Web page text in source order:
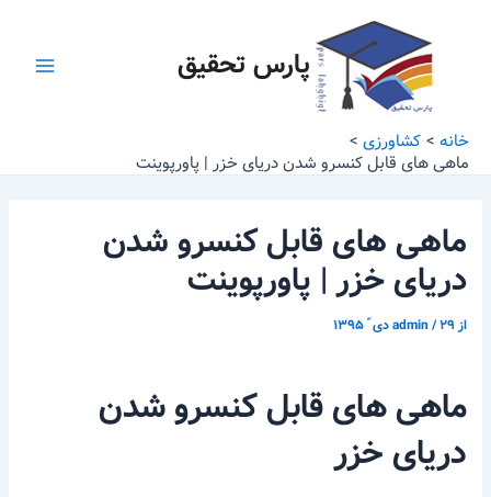
پارس تحقیق
خانه
کشاورزی
ماهی های قابل کنسرو شدن دریای خزر | پاورپوینت
ماهی های قابل کنسرو شدن
دریای خزر | پاورپوینت
از admin/۲۹ دی ّ ۱۳۹۵
ماهی های قابل کنسرو شدن
دریای خزر